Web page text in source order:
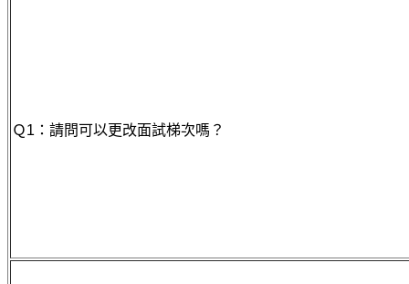
Ｑ1：請問可以更改面試梯次嗎？